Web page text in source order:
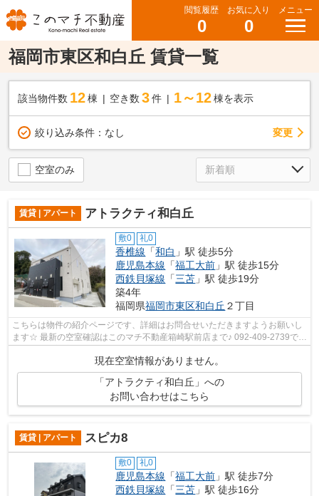
閲覧履歴
0
お気に入り
0
メニュー
福岡市東区和白丘 賃貸一覧
該当物件数 12棟 空き数 3 件 1～12 棟を表示
絞り込み条件： なし 変更
空室のみ
賃貸 | アパート アトラクティ和白丘
敷0 礼0
香椎線 「和白 」駅 徒歩5分
鹿児島本線 「福工大前 」駅 徒歩15分
西鉄貝塚線 「三苫 」駅 徒歩19分
築4年
福岡県福岡市東区和白丘 ２丁目
こちらは物件の紹介ページです、詳細はお問合せいただきますようお願いし
ます☆ 最新の空室確認はこのマチ不動産箱崎駅前店まで♪ 092-409-2739で
現在空室情報がありません。
「アトラクティ和白丘」への
お問い合わせはこちら
賃貸 | アパート スピカ8
敷0 礼0
鹿児島本線 「福工大前 」駅 徒歩7分
西鉄貝塚線 「三苫 」駅 徒歩16分